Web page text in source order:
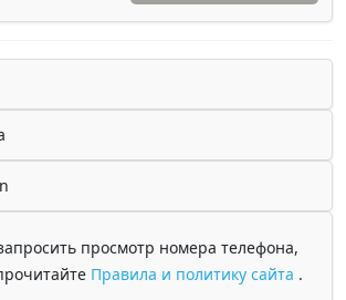
просмотр номера телефона,
Правила и политику сайта .